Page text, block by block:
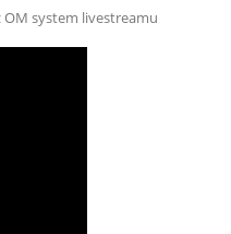
system livestreamu